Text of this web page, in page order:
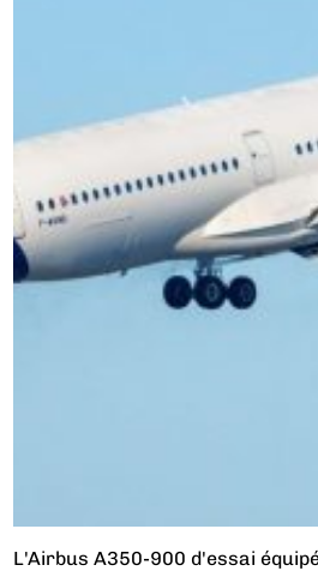
L'Airbus A350-900 d'essai